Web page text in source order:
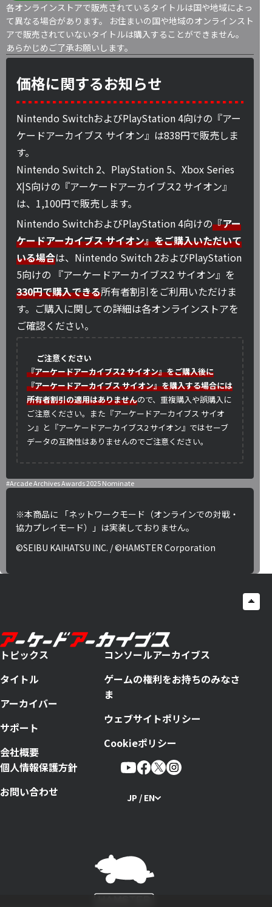
各オンラインストアで販売されているタイトルは国や地域によっ
て異なる場合があります。 お住まいの国や地域のオンラインスト
アで販売されていないタイトルは購入することができません。
あらかじめご了承お願いします。
価格に関するお知らせ
Nintendo SwitchおよびPlayStation 4向けの『アー
ケードアーカイブス サイオン』は838円で販売しま
す。
Nintendo Switch 2、PlayStation 5、Xbox Series
X|S向けの『アーケードアーカイブス2 サイオン』
は、1,100円で販売します。
Nintendo SwitchおよびPlayStation 4向けの『アー
ケードアーカイブス サイオン』をご購入いただいて
いる場合は、Nintendo Switch 2およびPlayStation
5向けの 『アーケードアーカイブス2 サイオン』を
330円で購入できる所有者割引をご利用いただけま
す。ご購入に関しての詳細は各オンラインストアを
ご確認ください。
ご注意ください
『アーケードアーカイブス2 サイオン』をご購入後に
『アーケードアーカイブス サイオン』を購入する場合には
所有者割引の適用はありませんので、重複購入や誤購入に
ご注意ください。また『アーケードアーカイブス サイオ
ン』と『アーケードアーカイブス2 サイオン』ではセーブ
データの互換性はありませんのでご注意ください。
#Arcade Archives Awards 2025 Nominate
※本商品に 「ネットワークモード（オンラインでの対戦・
協力プレイモード）」は実装しておりません。
©SEIBU KAIHATSU INC. / ©HAMSTER Corporation
トピックス
タイトル
アーカイバー
サポート
会社概要
コンソールアーカイブス
ゲームの権利をお持ちのみなさ
ま
ウェブサイトポリシー
Cookieポリシー
個人情報保護方針
お問い合わせ
JP / EN